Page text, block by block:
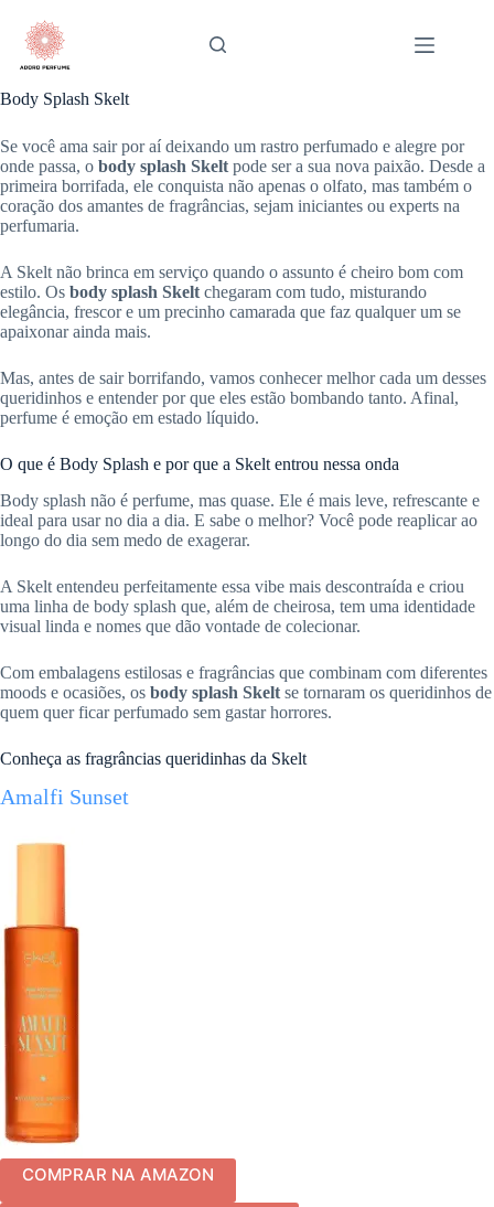
para
conteúdo
Body Splash Skelt
Se você ama sair por aí deixando um rastro perfumado e alegre por
onde passa, o body splash Skelt pode ser a sua nova paixão. Desde a
primeira borrifada, ele conquista não apenas o olfato, mas também o
coração dos amantes de fragrâncias, sejam iniciantes ou experts na
perfumaria.
A Skelt não brinca em serviço quando o assunto é cheiro bom com
estilo. Os body splash Skelt chegaram com tudo, misturando
elegância, frescor e um precinho camarada que faz qualquer um se
apaixonar ainda mais.
Mas, antes de sair borrifando, vamos conhecer melhor cada um desses
queridinhos e entender por que eles estão bombando tanto. Afinal,
perfume é emoção em estado líquido.
O que é Body Splash e por que a Skelt entrou nessa onda
Body splash não é perfume, mas quase. Ele é mais leve, refrescante e
ideal para usar no dia a dia. E sabe o melhor? Você pode reaplicar ao
longo do dia sem medo de exagerar.
A Skelt entendeu perfeitamente essa vibe mais descontraída e criou
uma linha de body splash que, além de cheirosa, tem uma identidade
visual linda e nomes que dão vontade de colecionar.
Com embalagens estilosas e fragrâncias que combinam com diferentes
moods e ocasiões, os body splash Skelt se tornaram os queridinhos de
quem quer ficar perfumado sem gastar horrores.
Conheça as fragrâncias queridinhas da Skelt
Amalfi Sunset
COMPRAR NA AMAZON